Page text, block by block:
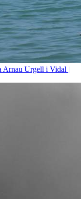
Arnau Urgell i Vidal |